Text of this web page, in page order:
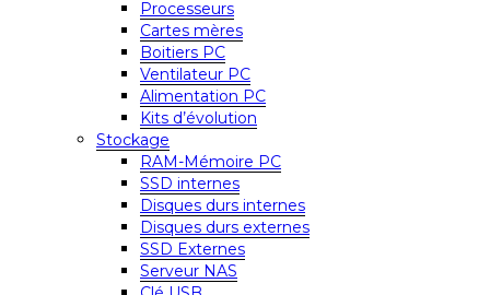
Processeurs
Cartes mères
Boitiers PC
Ventilateur PC
Alimentation PC
Kits d’évolution
Stockage
RAM-Mémoire PC
SSD internes
Disques durs internes
Disques durs externes
SSD Externes
Serveur NAS